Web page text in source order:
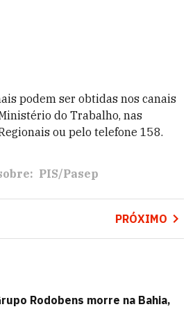
podem ser obtidas nos canais
do Trabalho, nas
ou pelo telefone 158.
PIS/Pasep
PRÓXIMO
Rodobens morre na Bahia,